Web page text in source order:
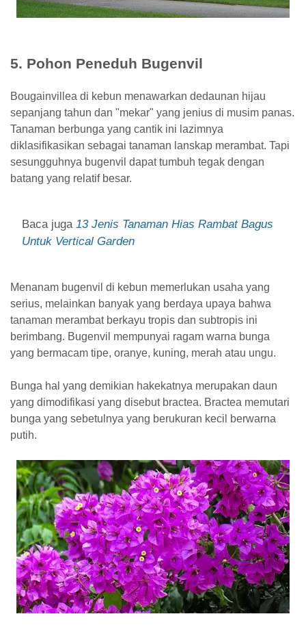
5. Pohon Peneduh Bugenvil
Bougainvillea di kebun menawarkan dedaunan hijau
sepanjang tahun dan "mekar" yang jenius di musim panas.
Tanaman berbunga yang cantik ini lazimnya
diklasifikasikan sebagai tanaman lanskap merambat. Tapi
sesungguhnya bugenvil dapat tumbuh tegak dengan
batang yang relatif besar.
Baca juga 13 Jenis Tanaman Hias Rambat Bagus
Untuk Vertical Garden
Menanam bugenvil di kebun memerlukan usaha yang
serius, melainkan banyak yang berdaya upaya bahwa
tanaman merambat berkayu tropis dan subtropis ini
berimbang. Bugenvil mempunyai ragam warna bunga
yang bermacam tipe, oranye, kuning, merah atau ungu.
Bunga hal yang demikian hakekatnya merupakan daun
yang dimodifikasi yang disebut bractea. Bractea memutari
bunga yang sebetulnya yang berukuran kecil berwarna
putih.